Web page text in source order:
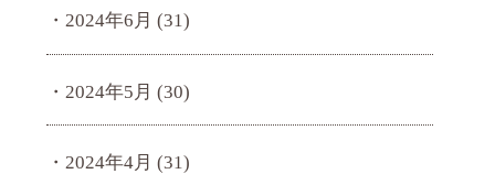
2024年6月 (31)
2024年5月 (30)
2024年4月 (31)